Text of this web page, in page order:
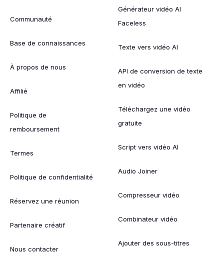
Communauté
Base de connaissances
À propos de nous
Affilié
Politique de
remboursement
Termes
Politique de confidentialité
Réservez une réunion
Partenaire créatif
Nous contacter
Générateur vidéo AI
Faceless
Texte vers vidéo AI
API de conversion de texte
en vidéo
Téléchargez une vidéo
gratuite
Script vers vidéo AI
Audio Joiner
Compresseur vidéo
Combinateur vidéo
Ajouter des sous-titres